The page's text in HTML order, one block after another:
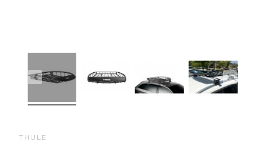
THULE